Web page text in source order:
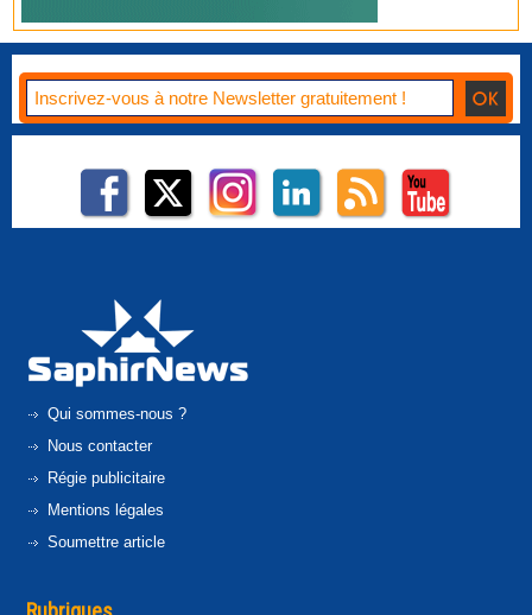
Qui sommes-nous ?
Nous contacter
Régie publicitaire
Mentions légales
Soumettre article